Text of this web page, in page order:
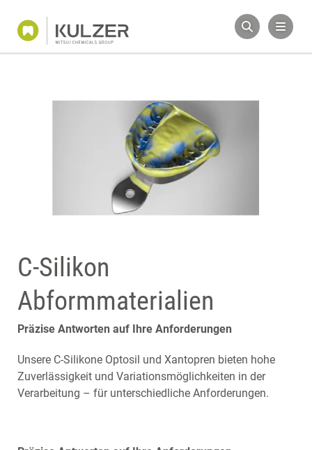
C-Silikon
Abformmaterialien
Präzise Antworten auf Ihre Anforderungen
Unsere C-Silikone Optosil und Xantopren bieten hohe
Zuverlässigkeit und Variationsmöglichkeiten in der
Verarbeitung – für unterschiedliche Anforderungen.